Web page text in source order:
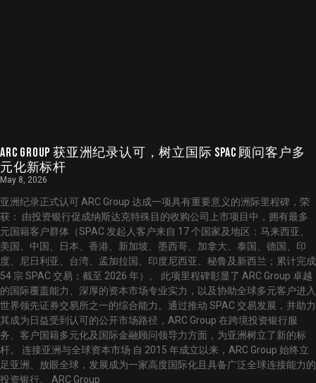
ARC Group 获亚洲纪录认可，树立国际 SPAC 顾问客户多
元化新标杆
May 8, 2026
亚洲纪录正式认可 ARC Group 达成一项具有重要意义的洲际里程碑，荣
获： 由投资银行促成纳斯达克特殊目的收购公司上市项目中，拥有最多
元国籍客户群体（SPAC 发起人客户来自 17 个国家及地区：马来西亚、
美国、中国、日本、香港、新加坡、墨西哥、加拿大、泰国、德国、印
度、尼日利亚、台湾、孟加拉国、印度尼西亚、秘鲁及新西兰；累计完成
54 宗 SPAC 交易；截至 2026 年）。 此项里程碑彰显了 ARC Group 卓越
的国际覆盖能力、深厚的资本市场专业实力，以及协助全球多元客户进入
世界领先证券交易所之一的综合能力。通过推动 SPAC 交易发展，并助力
其成为日益受到认可的公开市场路径，ARC Group 在跨境投资银行服
务、客户国籍多元化及国际金融顾问领导力方面，为亚洲树立了新的标
杆。 连接亚洲与全球资本市场 自 2015 年成立以来，ARC Group 始终立
足亚洲、放眼全球，发展成为一家高度国际化且具备广泛全球连接能力的
投资银行。 ARC Group